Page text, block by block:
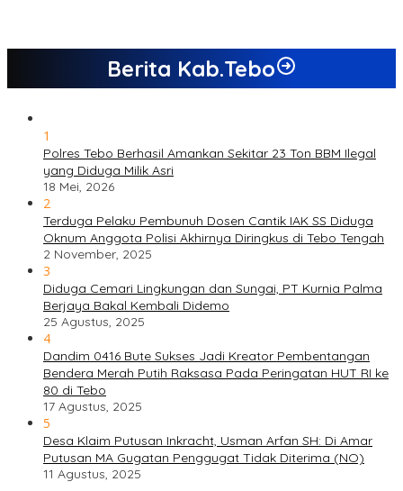
Berita Kab.Tebo
1
Polres Tebo Berhasil Amankan Sekitar 23 Ton BBM Ilegal
yang Diduga Milik Asri
18 Mei, 2026
2
Terduga Pelaku Pembunuh Dosen Cantik IAK SS Diduga
Oknum Anggota Polisi Akhirnya Diringkus di Tebo Tengah
2 November, 2025
3
Diduga Cemari Lingkungan dan Sungai, PT Kurnia Palma
Berjaya Bakal Kembali Didemo
25 Agustus, 2025
4
Dandim 0416 Bute Sukses Jadi Kreator Pembentangan
Bendera Merah Putih Raksasa Pada Peringatan HUT RI ke
80 di Tebo
17 Agustus, 2025
5
Desa Klaim Putusan Inkracht, Usman Arfan SH: Di Amar
Putusan MA Gugatan Penggugat Tidak Diterima (NO)
11 Agustus, 2025